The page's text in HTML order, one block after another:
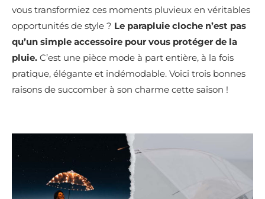
vous transformiez ces moments pluvieux en véritables
opportunités de style ? Le parapluie cloche n’est pas
qu’un simple accessoire pour vous protéger de la
pluie. C’est une pièce mode à part entière, à la fois
pratique, élégante et indémodable. Voici trois bonnes
raisons de succomber à son charme cette saison !